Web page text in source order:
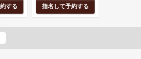
する 指名して予約する